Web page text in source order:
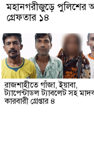
মহানগরীজুড়ে পুলিশের
গ্রেফতার ১৪
রাজশাহীতে গাঁজা, ইয়াবা,
ট্যাপেন্টাডল ট্যাবলেট সহ
কারবারী গ্রেপ্তার ৪